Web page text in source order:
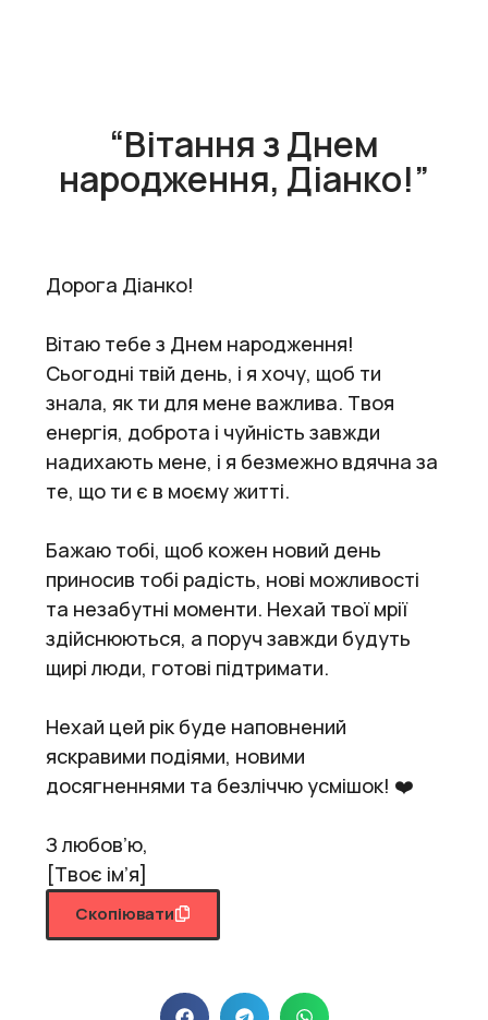
“Вітання з Днем
народження, Діанко!”
Дорога Діанко!
Вітаю тебе з Днем народження!
Сьогодні твій день, і я хочу, щоб ти
знала, як ти для мене важлива. Твоя
енергія, доброта і чуйність завжди
надихають мене, і я безмежно вдячна за
те, що ти є в моєму житті.
Бажаю тобі, щоб кожен новий день
приносив тобі радість, нові можливості
та незабутні моменти. Нехай твої мрії
здійснюються, а поруч завжди будуть
щирі люди, готові підтримати.
Нехай цей рік буде наповнений
яскравими подіями, новими
досягненнями та безліччю усмішок! ❤️
З любов’ю,
[Твоє ім’я]
Скопіювати